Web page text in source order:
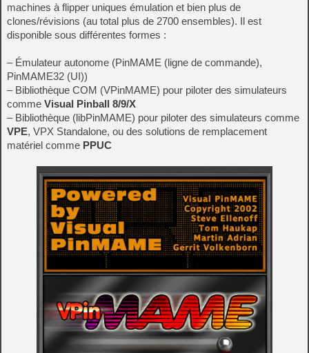
machines à flipper uniques émulation et bien plus de
clones/révisions (au total plus de 2700 ensembles). Il est
disponible sous différentes formes :
– Émulateur autonome (PinMAME (ligne de commande),
PinMAME32 (UI))
– Bibliothèque COM (VPinMAME) pour piloter des simulateurs
comme Visual Pinball 8/9/X
– Bibliothèque (libPinMAME) pour piloter des simulateurs comme
VPE, VPX Standalone, ou des solutions de remplacement
matériel comme PPUC